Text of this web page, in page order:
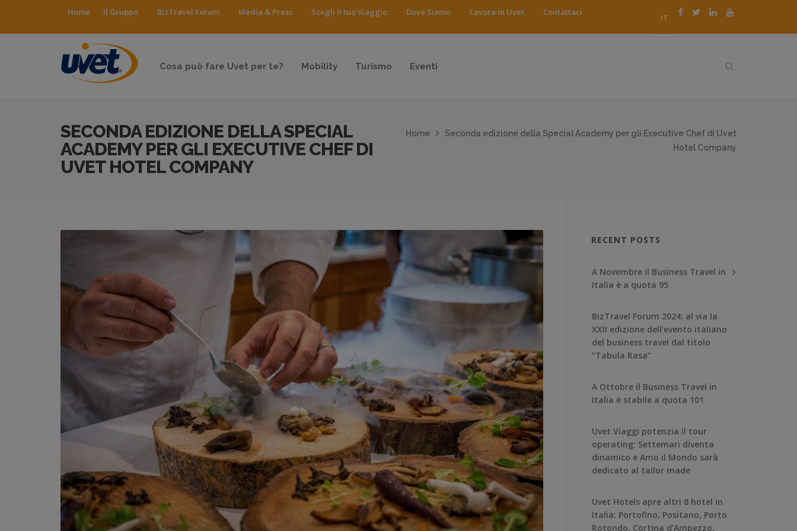
IT
Home Il Gruppo BizTravel Forum Media & Press Scegli il tuo Viaggio Dove Siamo Lavora in Uvet Contattaci
Cosa può fare Uvet per te? Mobility Turismo Eventi
SECONDA EDIZIONE DELLA SPECIAL
ACADEMY PER GLI EXECUTIVE CHEF DI
UVET HOTEL COMPANY
Home
Seconda edizione della Special Academy per gli Executive Chef di Uvet
Hotel Company
RECENT POSTS
A Novembre il Business Travel in
Italia è a quota 95
BizTravel Forum 2024: al via la
XXII edizione dell’evento italiano
del business travel dal titolo
“Tabula Rasa”
A Ottobre il Business Travel in
Italia è stabile a quota 101
Uvet Viaggi potenzia il tour
operating: Settemari diventa
dinamico e Amo il Mondo sarà
dedicato al tailor made
Uvet Hotels apre altri 8 hotel in
Italia: Portofino, Positano, Porto
Rotondo, Cortina d’Ampezzo,